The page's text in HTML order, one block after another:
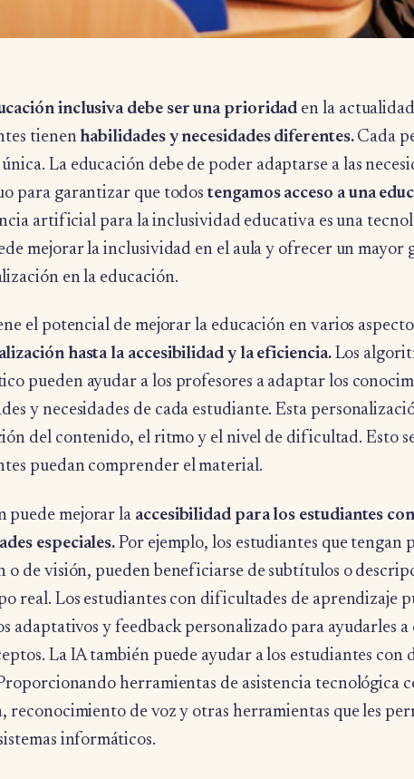
inclusiva debe ser una prioridad en la
tienenhabilidades y necesidades diferentes.Cada
La educación debe de poder adaptarse a las
para garantizar que todostengamos acceso a una
artificial para la inclusividad educativa es una
mejorar la inclusividad en el aula y ofrecer un mayor
en la educación.
el potencial de mejorar la educación en varios
hasta la accesibilidad y la eficiencia.Los
pueden ayudar a los profesores a adaptar los
y necesidades de cada estudiante. Esta
del contenido, el ritmo y el nivel de dificultad. Esto
puedan comprender el material.
puede mejorar la accesibilidad para los estudiantes
especiales. Por ejemplo, los estudiantes que tengan
o de visión, pueden beneficiarse de subtítulos o
real. Los estudiantes con dificultades de aprendizaje
adaptativos y feedback personalizado para ayudarles
La IA también puede ayudar a los estudiantes con
herramientas de asistencia tecnológica
reconocimiento de voz y otras herramientas que les
informáticos.